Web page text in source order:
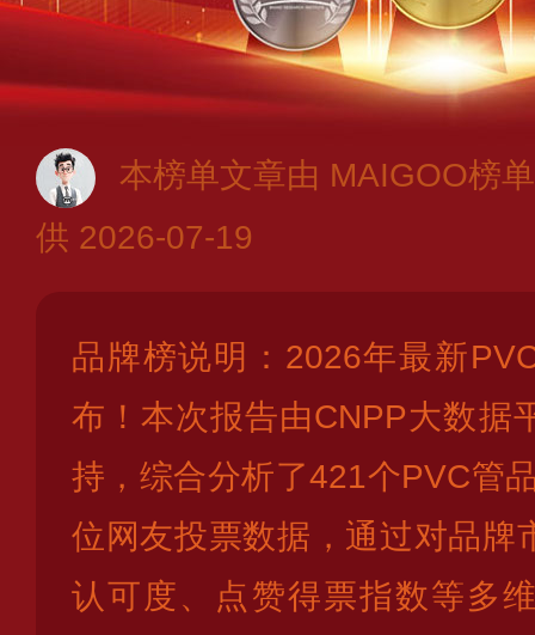
本榜单文章由 MAIGOO榜
供 2026-07-19
品牌榜说明：2026年最新
布！本次报告由CNPP大数据
持，综合分析了421个PVC管
位网友投票数据，通过对品牌
认可度、点赞得票指数等多